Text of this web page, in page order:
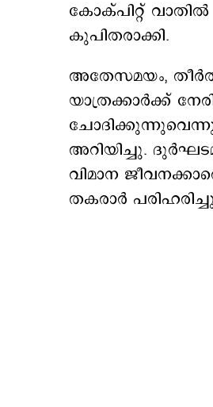
കോക്പിറ്റ്
കുപിതരാക്കി.
അതേസമയം,
യാത്രക്കാര്‍ക്ക്
അറിയിച്ചു.
വിമാന
തകരാര്‍